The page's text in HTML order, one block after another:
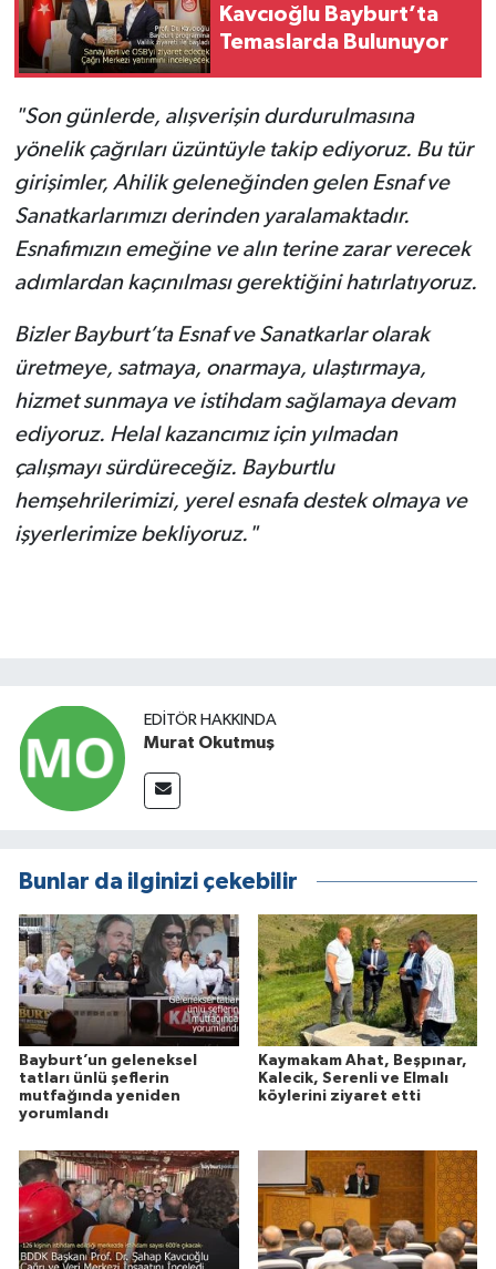
Kavcıoğlu Bayburt’ta
Temaslarda Bulunuyor
"Son günlerde, alışverişin durdurulmasına
yönelik çağrıları üzüntüyle takip ediyoruz. Bu tür
girişimler, Ahilik geleneğinden gelen Esnaf ve
Sanatkarlarımızı derinden yaralamaktadır.
Esnafımızın emeğine ve alın terine zarar verecek
adımlardan kaçınılması gerektiğini hatırlatıyoruz.
Bizler Bayburt’ta Esnaf ve Sanatkarlar olarak
üretmeye, satmaya, onarmaya, ulaştırmaya,
hizmet sunmaya ve istihdam sağlamaya devam
ediyoruz. Helal kazancımız için yılmadan
çalışmayı sürdüreceğiz. Bayburtlu
hemşehrilerimizi, yerel esnafa destek olmaya ve
işyerlerimize bekliyoruz."
EDITÖR HAKKINDA
Murat Okutmuş
Bunlar da ilginizi çekebilir
Bayburt’un geleneksel
tatları ünlü şeflerin
mutfağında yeniden
yorumlandı
Kaymakam Ahat, Beşpınar,
Kalecik, Serenli ve Elmalı
köylerini ziyaret etti